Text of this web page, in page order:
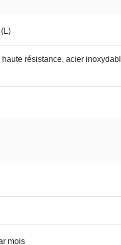
résistance, acier
mois